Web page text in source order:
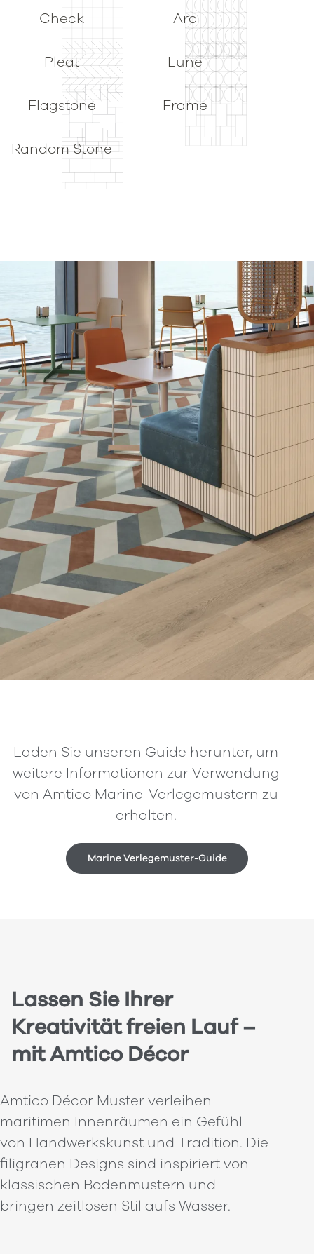
Check Arc
Pleat Lune
Flagstone Frame
Random Stone
Laden Sie unseren Guide herunter, um
weitere Informationen zur Verwendung
von Amtico Marine-Verlegemustern zu
erhalten.
Marine Verlegemuster-Guide
Lassen Sie Ihrer
Kreativität freien Lauf –
mit Amtico Décor
Amtico Décor Muster verleihen
maritimen Innenräumen ein Gefühl
von Handwerkskunst und Tradition. Die
filigranen Designs sind inspiriert von
klassischen Bodenmustern und
bringen zeitlosen Stil aufs Wasser.